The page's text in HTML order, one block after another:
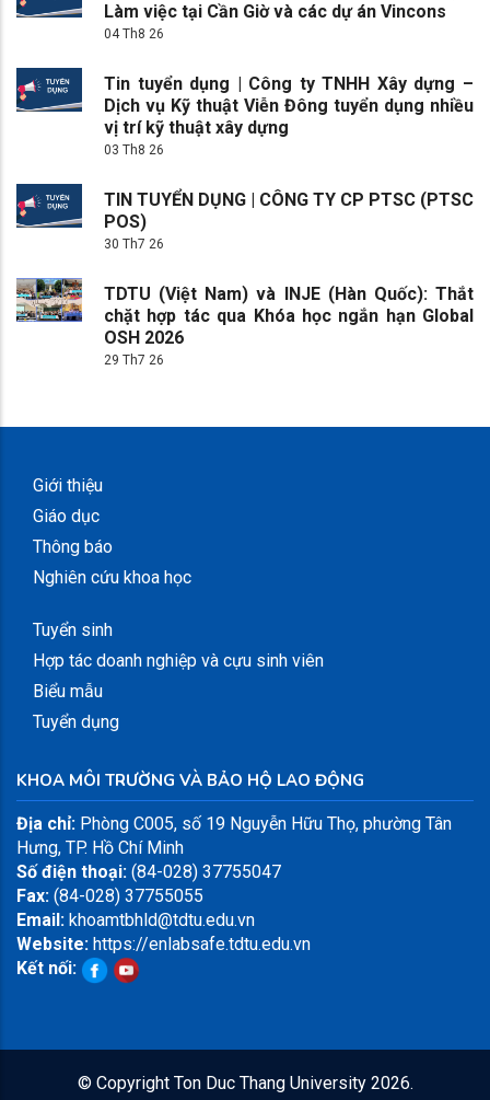
Làm việc tại Cần Giờ và các dự án Vincons
04 Th8 26
Tin tuyển dụng | Công ty TNHH Xây dựng –
Dịch vụ Kỹ thuật Viễn Đông tuyển dụng nhiều
vị trí kỹ thuật xây dựng
03 Th8 26
TIN TUYỂN DỤNG | CÔNG TY CP PTSC (PTSC
POS)
30 Th7 26
TDTU (Việt Nam) và INJE (Hàn Quốc): Thắt
chặt hợp tác qua Khóa học ngắn hạn Global
OSH 2026
29 Th7 26
Giới thiệu
Giáo dục
Thông báo
Nghiên cứu khoa học
Tuyển sinh
Hợp tác doanh nghiệp và cựu sinh viên
Biểu mẫu
Tuyển dụng
KHOA MÔI TRƯỜNG VÀ BẢO HỘ LAO ĐỘNG
Địa chỉ: Phòng C005, số 19 Nguyễn Hữu Thọ, phường Tân
Hưng, TP. Hồ Chí Minh
Số điện thoại: (84-028) 37755047
Fax: (84-028) 37755055
Email: khoamtbhld@tdtu.edu.vn
Website: https://enlabsafe.tdtu.edu.vn
Kết nối:
© Copyright Ton Duc Thang University 2026.